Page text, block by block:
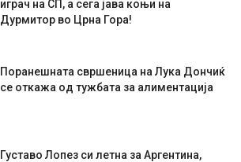
играч на СП, а сега јава коњи на
Дурмитор во Црна Гора!
Поранешната свршеница на Лука Дончиќ
се откажа од тужбата за алиментација
Густаво Лопез си летна за Аргентина,